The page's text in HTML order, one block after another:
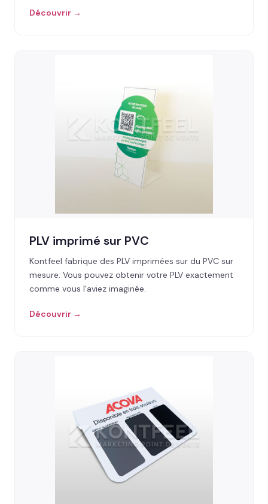
Découvrir →
PLV imprimé sur PVC
Kontfeel fabrique des PLV imprimées sur du PVC sur
mesure. Vous pouvez obtenir votre PLV exactement
comme vous l'aviez imaginée.
Découvrir →